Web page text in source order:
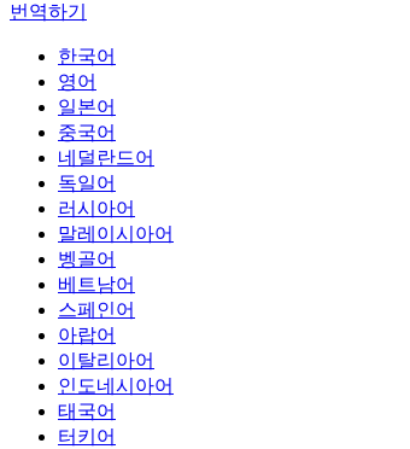
번역하기
한국어
영어
일본어
중국어
네덜란드어
독일어
러시아어
말레이시아어
벵골어
베트남어
스페인어
아랍어
이탈리아어
인도네시아어
태국어
터키어